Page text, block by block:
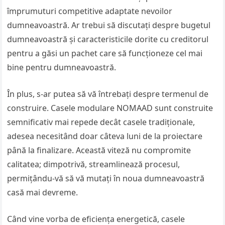
împrumuturi competitive adaptate nevoilor
dumneavoastră. Ar trebui să discutați despre bugetul
dumneavoastră și caracteristicile dorite cu creditorul
pentru a găsi un pachet care să funcționeze cel mai
bine pentru dumneavoastră.
În plus, s-ar putea să vă întrebați despre termenul de
construire. Casele modulare NOMAAD sunt construite
semnificativ mai repede decât casele tradiționale,
adesea necesitând doar câteva luni de la proiectare
până la finalizare. Această viteză nu compromite
calitatea; dimpotrivă, streamlinează procesul,
permițându-vă să vă mutați în noua dumneavoastră
casă mai devreme.
Când vine vorba de eficiența energetică, casele